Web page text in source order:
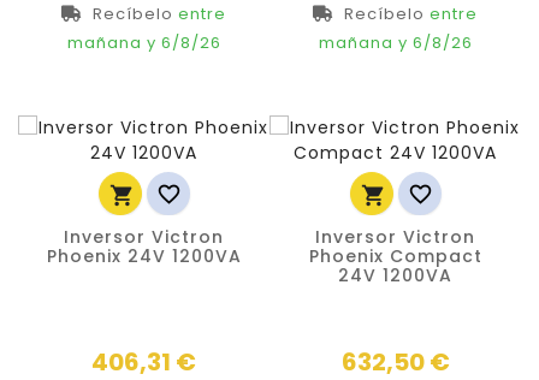
Recíbelo entre
mañana y 6/8/26
Recíbelo entre
mañana y 6/8/26
 
Inversor Victron
Phoenix 24V 1200VA
406,31 €
 
Inversor Victron
Phoenix Compact
24V 1200VA
632,50 €